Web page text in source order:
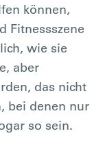
können,
Fitnessszene
wie sie
aber
das nicht
bei denen nur
so sein.